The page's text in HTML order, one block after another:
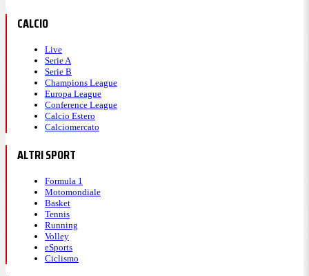
CALCIO
Live
Serie A
Serie B
Champions League
Europa League
Conference League
Calcio Estero
Calciomercato
ALTRI SPORT
Formula 1
Motomondiale
Basket
Tennis
Running
Volley
eSports
Ciclismo